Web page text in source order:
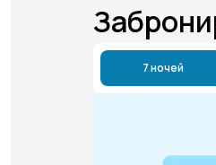
7 ночей